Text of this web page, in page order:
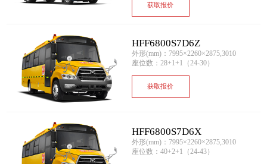
获取报价
HFF6800S7D6Z
外形(mm)：7995×2260×2875,3010
座位数：28+1+1（24-30）
获取报价
HFF6800S7D6X
外形(mm)：7995×2260×2875,3010
座位数：40+2+1（24-43）